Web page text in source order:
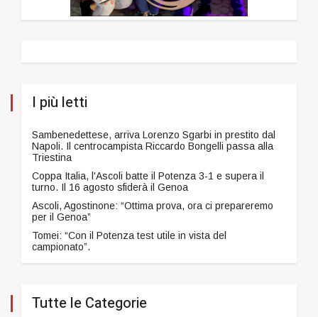
I più letti
Sambenedettese, arriva Lorenzo Sgarbi in prestito dal
Napoli. Il centrocampista Riccardo Bongelli passa alla
Triestina
Coppa Italia, l'Ascoli batte il Potenza 3-1 e supera il
turno. Il 16 agosto sfiderà il Genoa
Ascoli, Agostinone: “Ottima prova, ora ci prepareremo
per il Genoa”
Tomei: “Con il Potenza test utile in vista del
campionato”.
Tutte le Categorie